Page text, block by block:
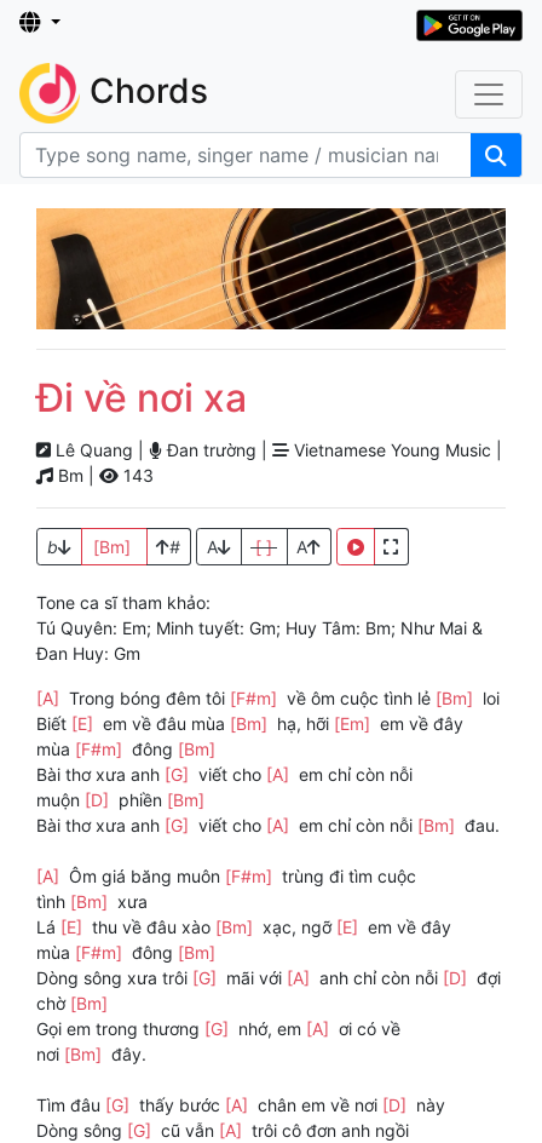
Chords
Đi về nơi xa
Lê Quang | Đan trường |
Vietnamese Young Music |
Bm |
143
b [Bm] # A [ ] A
Tone ca sĩ tham khảo:
Tú Quyên: Em; Minh tuyết: Gm; Huy Tâm: Bm; Như Mai &
Đan Huy: Gm
[A] Trong bóng đêm tôi [F#m] về ôm cuộc tình lẻ [Bm] loi
Biết [E] em về đâu mùa [Bm] hạ, hỡi [Em] em về đây
mùa [F#m] đông [Bm]
Bài thơ xưa anh [G] viết cho [A] em chỉ còn nỗi
muộn [D] phiền [Bm]
Bài thơ xưa anh [G] viết cho [A] em chỉ còn nỗi [Bm] đau.
[A] Ôm giá băng muôn [F#m] trùng đi tìm cuộc
tình [Bm] xưa
Lá [E] thu về đâu xào [Bm] xạc, ngỡ [E] em về đây
mùa [F#m] đông [Bm]
Dòng sông xưa trôi [G] mãi với [A] anh chỉ còn nỗi [D] đợi
chờ [Bm]
Gọi em trong thương [G] nhớ, em [A] ơi có về
nơi [Bm] đây.
Tìm đâu [G] thấy bước [A] chân em về nơi [D] này
Dòng sông [G] cũ vẫn [A] trôi cô đơn anh ngồi